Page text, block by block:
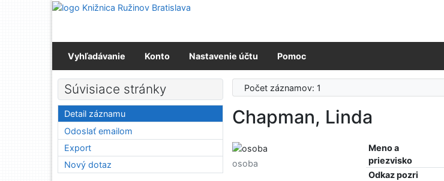
Prejsť na obsah
Vyhľadávanie Konto Nastavenie účtu Pomoc
Počet záznamov: 1
Chapman, Linda
Meno a
priezvisko
Odkaz pozri
osoba
Súvisiace stránky
Detail záznamu
Odoslať emailom
Export
Nový dotaz